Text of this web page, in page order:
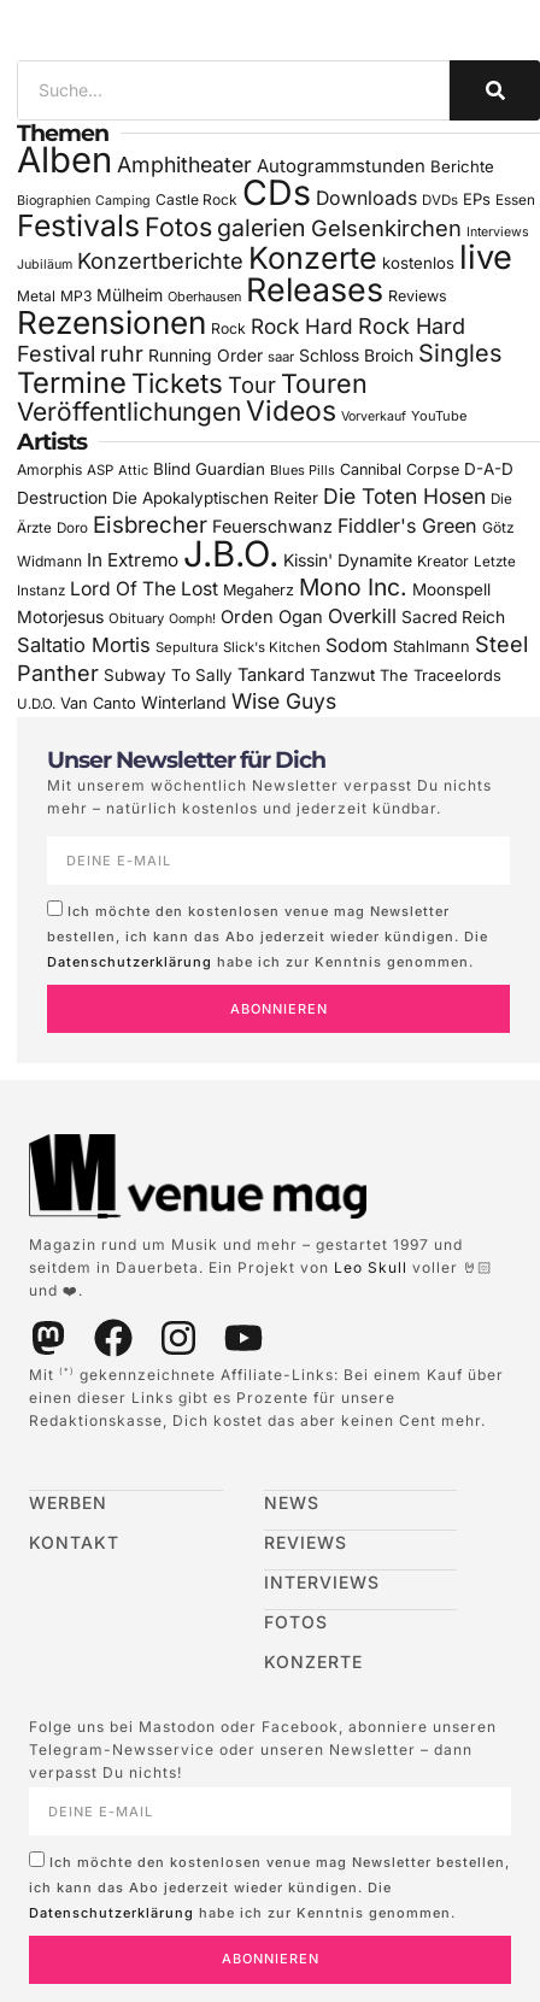
Themen
Alben Amphitheater Autogrammstunden Berichte
Biographien Camping Castle Rock CDs Downloads DVDs EPs Essen
Festivals Fotos galerien Gelsenkirchen Interviews
Jubiläum Konzertberichte Konzerte kostenlos live
Metal MP3 Mülheim Oberhausen Releases Reviews
Rezensionen Rock Rock Hard Rock Hard
Festival ruhr Running Order saar Schloss Broich Singles
Termine Tickets Tour Touren
Veröffentlichungen Videos Vorverkauf YouTube
Artists
Amorphis ASP Attic Blind Guardian Blues Pills Cannibal Corpse D-A-D
Destruction Die Apokalyptischen Reiter Die Toten Hosen Die
Ärzte Doro Eisbrecher Feuerschwanz Fiddler's Green Götz
Widmann In Extremo J.B.O. Kissin' Dynamite Kreator Letzte
Instanz Lord Of The Lost Megaherz Mono Inc. Moonspell
Motorjesus Obituary Oomph! Orden Ogan Overkill Sacred Reich
Saltatio Mortis Sepultura Slick's Kitchen Sodom Stahlmann Steel
Panther Subway To Sally Tankard Tanzwut The Traceelords
U.D.O. Van Canto Winterland Wise Guys
Unser Newsletter für Dich
Mit unserem wöchentlich Newsletter verpasst Du nichts
mehr – natürlich kostenlos und jederzeit kündbar.
Ich möchte den kostenlosen venue mag Newsletter
bestellen, ich kann das Abo jederzeit wieder kündigen. Die
Datenschutzerklärung habe ich zur Kenntnis genommen.
ABONNIEREN
Magazin rund um Musik und mehr – gestartet 1997 und
seitdem in Dauerbeta. Ein Projekt von Leo Skull voller 🤘🏻
und ❤️.
Mit (*)
gekennzeichnete Affiliate-Links: Bei einem Kauf über
einen dieser Links gibt es Prozente für unsere
Redaktionskasse, Dich kostet das aber keinen Cent mehr.
WERBEN
KONTAKT
NEWS
REVIEWS
INTERVIEWS
FOTOS
KONZERTE
Folge uns bei Mastodon oder Facebook, abonniere unseren
Telegram-Newsservice oder unseren Newsletter – dann
verpasst Du nichts!
Ich möchte den kostenlosen venue mag Newsletter bestellen,
ich kann das Abo jederzeit wieder kündigen. Die
Datenschutzerklärung habe ich zur Kenntnis genommen.
ABONNIEREN